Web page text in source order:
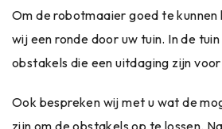
Om de robotmaaier goed te
wij een ronde door uw tuin. In de
obstakels die een uitdaging zijn
Ook bespreken wij met u wat de
zijn om de obstakels op te lossen.